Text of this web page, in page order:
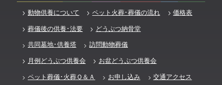
動物供養について
ペット火葬･葬儀の流れ
価格表
葬儀後の供養･法要
どうぶつ納骨堂
共同墓地･供養塔
訪問動物葬儀
月例どうぶつ供養会
お盆どうぶつ供養会
ペット葬儀･火葬Ｑ＆Ａ
お申し込み
交通アクセス